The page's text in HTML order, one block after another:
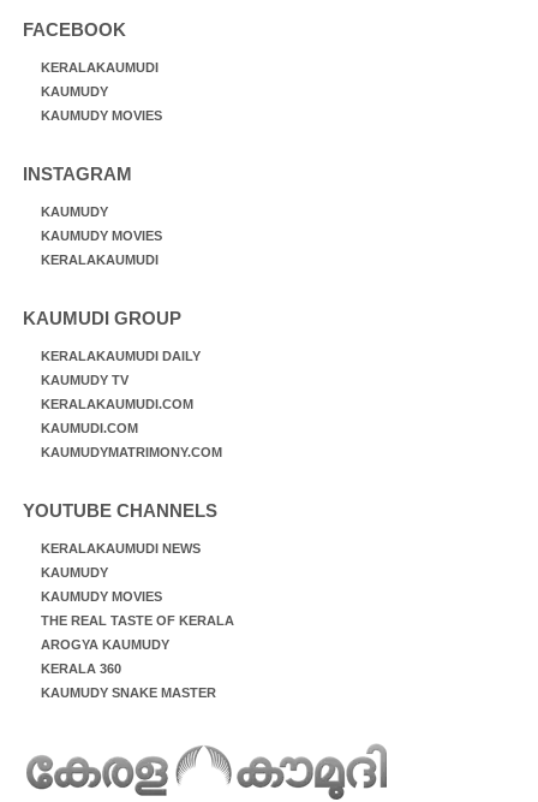
FACEBOOK
KERALAKAUMUDI
KAUMUDY
KAUMUDY MOVIES
INSTAGRAM
KAUMUDY
KAUMUDY MOVIES
KERALAKAUMUDI
KAUMUDI GROUP
KERALAKAUMUDI DAILY
KAUMUDY TV
KERALAKAUMUDI.COM
KAUMUDI.COM
KAUMUDYMATRIMONY.COM
YOUTUBE CHANNELS
KERALAKAUMUDI NEWS
KAUMUDY
KAUMUDY MOVIES
THE REAL TASTE OF KERALA
AROGYA KAUMUDY
KERALA 360
KAUMUDY SNAKE MASTER